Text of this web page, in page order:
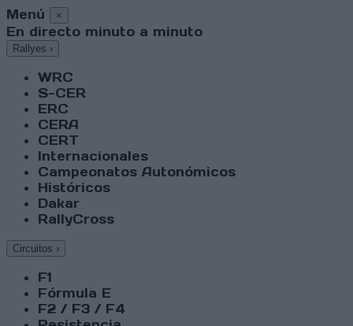
Menú ×
En directo minuto a minuto
Rallyes ›
WRC
S-CER
ERC
CERA
CERT
Internacionales
Campeonatos Autonómicos
Históricos
Dakar
RallyCross
Circuitos ›
F1
Fórmula E
F2 / F3 / F4